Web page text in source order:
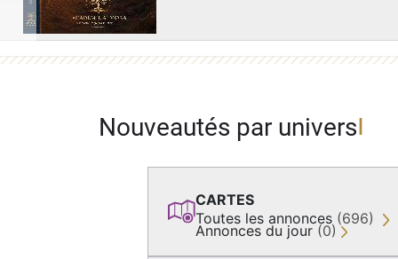
Nouveautés par univers
CARTES
Toutes les annonces (696)
Annonces du jour (0)